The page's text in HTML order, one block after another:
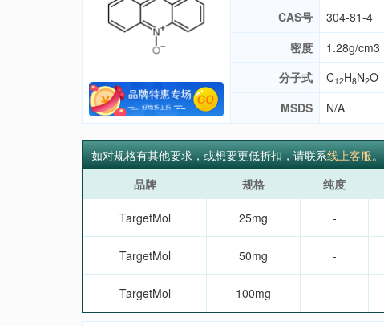
CAS号
304-81-4
密度
1.28g/cm3
分子式
C12H8N2O
MSDS
N/A
如对规格有其他要求，或想要更低折扣，请联系线上客服。
品牌
规格 纯度
TargetMol 25mg -
TargetMol 50mg -
TargetMol 100mg -